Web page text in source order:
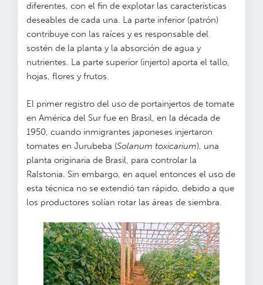
diferentes, con el fin de explotar las características
deseables de cada una. La parte inferior (patrón)
contribuye con las raíces y es responsable del
sostén de la planta y la absorción de agua y
nutrientes. La parte superior (injerto) aporta el tallo,
hojas, flores y frutos.
El primer registro del uso de portainjertos de tomate
en América del Sur fue en Brasil, en la década de
1950, cuando inmigrantes japoneses injertaron
tomates en Jurubeba (Solanum toxicarium), una
planta originaria de Brasil, para controlar la
Ralstonia. Sin embargo, en aquel entonces el uso de
esta técnica no se extendió tan rápido, debido a que
los productores solían rotar las áreas de siembra.